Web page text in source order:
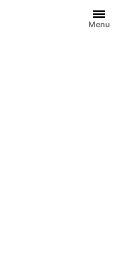
Menu